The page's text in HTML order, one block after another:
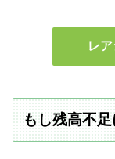
レ
もし残高不